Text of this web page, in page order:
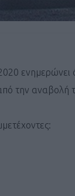
ενημερώνει
την αναβολή